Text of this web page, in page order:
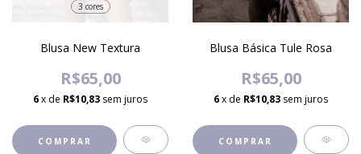
3 cores
Blusa New Textura
R$65,00
6x de R$10,83 sem juros
COMPRAR
Blusa Básica Tule Rosa
R$65,00
6x de R$10,83 sem juros
COMPRAR